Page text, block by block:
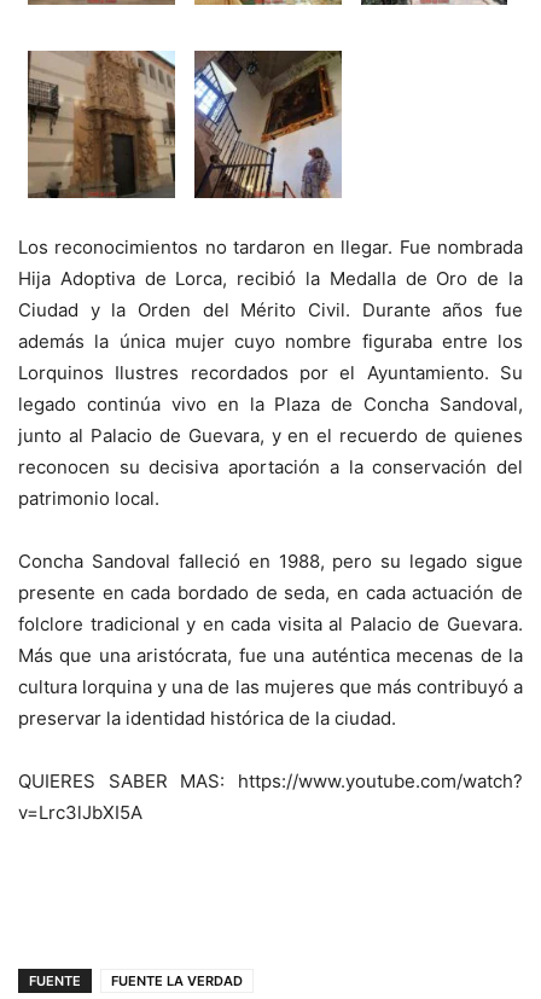
Los reconocimientos no tardaron en llegar. Fue nombrada
Hija Adoptiva de Lorca, recibió la Medalla de Oro de la
Ciudad y la Orden del Mérito Civil. Durante años fue
además la única mujer cuyo nombre figuraba entre los
Lorquinos Ilustres recordados por el Ayuntamiento. Su
legado continúa vivo en la Plaza de Concha Sandoval,
junto al Palacio de Guevara, y en el recuerdo de quienes
reconocen su decisiva aportación a la conservación del
patrimonio local.
Concha Sandoval falleció en 1988, pero su legado sigue
presente en cada bordado de seda, en cada actuación de
folclore tradicional y en cada visita al Palacio de Guevara.
Más que una aristócrata, fue una auténtica mecenas de la
cultura lorquina y una de las mujeres que más contribuyó a
preservar la identidad histórica de la ciudad.
QUIERES SABER MAS: https://www.youtube.com/watch?
v=Lrc3lJbXI5A
FUENTE
FUENTE LA VERDAD